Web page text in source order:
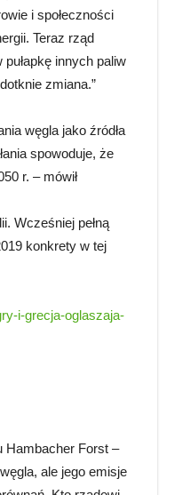
i społeczności
Teraz rząd
innych paliw
zmiana.”
węgla jako źródła
spowoduje, że
r. – mówił
Wcześniej pełną
konkrety w tej
i-grecja-oglaszaja-
Hambacher Forst –
ale jego emisje